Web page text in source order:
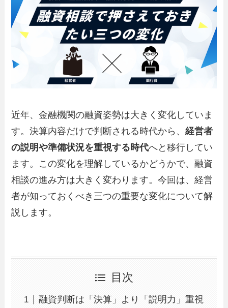
近年、金融機関の融資姿勢は大きく変化していま
す。決算内容だけで判断される時代から、経営者
の説明や準備状況を重視する時代へと移行してい
ます。この変化を理解しているかどうかで、融資
相談の進み方は大きく変わります。今回は、経営
者が知っておくべき三つの重要な変化について解
説します。
目次
融資判断は「決算」より「説明力」重視